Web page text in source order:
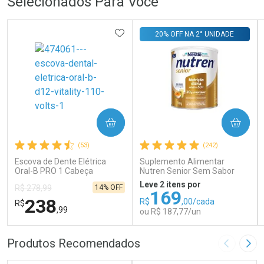
(53)
Escova de Dente Elétrica
Oral-B PRO 1 Cabeça
Redonda Recarregável 1
Unidade
R$ 278,99
R$238,99
14% OFF
ADICIONAR AOS FAVORITOS
COMPRAR
FECHAR
FECHAR
Por Menos
(242)
Suplemento Alimentar
Nutren Senior Sem Sabor
740g
20% OFF NA 2° UNIDADE
Leve 2 itens por
R$169,00/cada
ou R$ 187,77/un
COMPRAR
Por Menos
Produtos Recomendados Imagem